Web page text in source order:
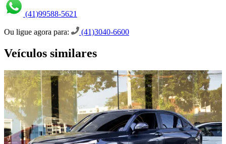
(41)99588-5621
Ou ligue agora para: (41)3040-6600
Veículos similares